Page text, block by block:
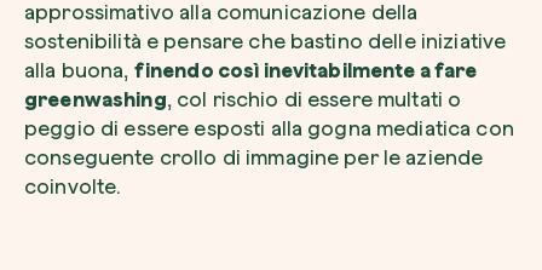
approssimativo alla comunicazione della
sostenibilità e pensare che bastino delle iniziative
alla buona, finendo così inevitabilmente a fare
greenwashing, col rischio di essere multati o
peggio di essere esposti alla gogna mediatica con
conseguente crollo di immagine per le aziende
coinvolte.